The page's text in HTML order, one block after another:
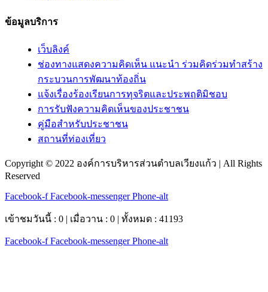
ข้อมูลบริการ
เว็บลิงค์
ช่องทางแสดงความคิดเห็น แนะนำ ร่วมคิดร่วมทำสร้าง
กระบวนการพัฒนาท้องถิ่น
แจ้งเรื่องร้องเรียนการทุจริตและประพฤติมิชอบ
การรับฟังความคิดเห็นของประชาชน
คู่มือสำหรับประชาชน
สถานที่ท่องเที่ยว
Copyright © 2022 องค์การบริหารส่วนตำบลเวียงแก้ว | All Rights
Reserved
Facebook-f Facebook-messenger Phone-alt
เข้าชมวันนี้ : 0 | เมื่อวาน : 0 | ทั้งหมด : 41193
Facebook-f Facebook-messenger Phone-alt